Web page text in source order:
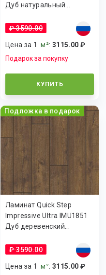
Дуб натуральный...
₽ 3590.00
Цена за 1м²:3115.00 ₽
Подарок за покупку
КУПИТЬ
Подложка в подарок
Ламинат Quick Step
Impressive Ultra IMU1851
Дуб деревенский...
₽ 3590.00
Цена за 1м²:3115.00 ₽